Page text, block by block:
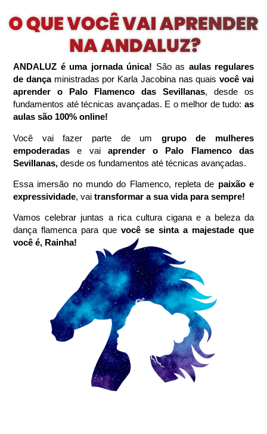
ANDALUZ é uma jornada única! São as aulas regulares
de dançaministradas por Karla Jacobina nas quaisvocê vai
aprender o Palo Flamenco
das Sevillanas, desde os
fundamentos até técnicas avançadas. E o melhor de tudo: as
aulas são 100% online!
Você vai fazer parte de um grupo de mulheres
empoderadase vai aprender o
Palo Flamenco das
Sevillanas, desde os fundamentos até técnicas avançadas.
Essa imersão no mundo do Flamenco, repleta de paixão e
expressividade, vai transformar a sua vida para sempre!
Vamos celebrar juntas a rica cultura cigana e a beleza da
dança flamenca para que você se sinta a majestade que
você é, Rainha!